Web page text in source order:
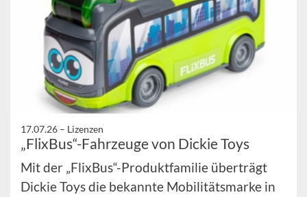
17.07.26 – Lizenzen
„FlixBus“-Fahrzeuge von Dickie Toys
Mit der „FlixBus“-Produktfamilie überträgt
Dickie Toys die bekannte Mobilitätsmarke in